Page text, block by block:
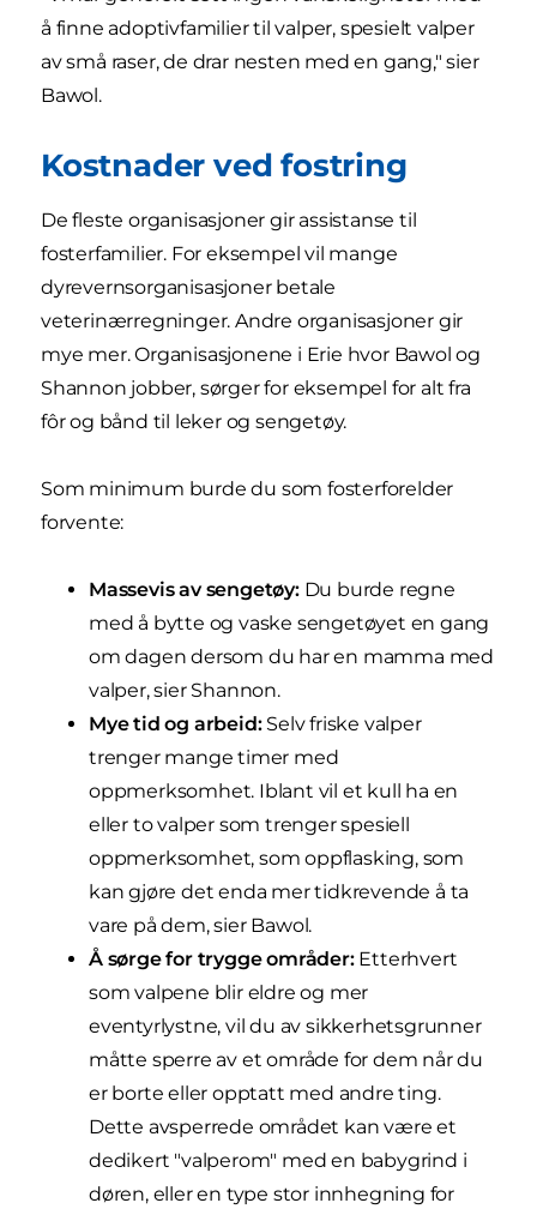
å finne adoptivfamilier til valper, spesielt valper
av små raser, de drar nesten med en gang," sier
Bawol.
Kostnader ved fostring
De fleste organisasjoner gir assistanse til
fosterfamilier. For eksempel vil mange
dyrevernsorganisasjoner betale
veterinærregninger. Andre organisasjoner gir
mye mer. Organisasjonene i Erie hvor Bawol og
Shannon jobber, sørger for eksempel for alt fra
fôr og bånd til leker og sengetøy.
Som minimum burde du som fosterforelder
forvente:
Massevis av sengetøy:Du burde regne
med å bytte og vaske sengetøyet en gang
om dagen dersom du har en mamma med
valper, sier Shannon.
Mye tid og arbeid:Selv friske valper
trenger mange timer med
oppmerksomhet. Iblant vil et kull ha en
eller to valper som trenger spesiell
oppmerksomhet, som oppflasking, som
kan gjøre det enda mer tidkrevende å ta
vare på dem, sier Bawol.
Å sørge for trygge områder:Etterhvert
som valpene blir eldre og mer
eventyrlystne, vil du av sikkerhetsgrunner
måtte sperre av et område for dem når du
er borte eller opptatt med andre ting.
Dette avsperrede området kan være et
dedikert "valperom" med en babygrind i
døren, eller en type stor innhegning for